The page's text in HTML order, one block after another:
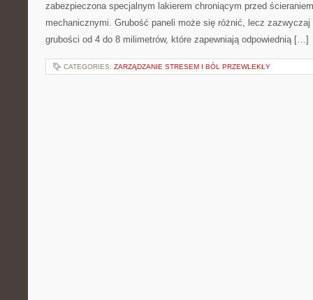
zabezpieczona specjalnym lakierem chroniącym przed
mechanicznymi. Grubość paneli może się różnić, lecz
grubości od 4 do 8 milimetrów, które zapewniają odpowiednią […]
CATEGORIES: ZARZĄDZANIE STRESEM I BÓL PRZEWLEKŁY